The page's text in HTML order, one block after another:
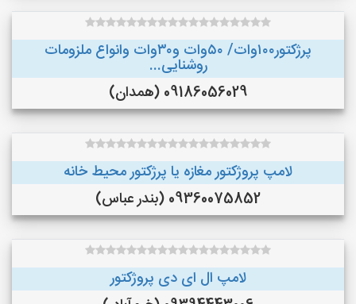
پرژکتور۱۰۰وات/ ۵۰وات و۳۰وات وانواع ملزومات
روشنایی...
09186056029 (همدان)
لامپ پروژکتور مغازه یا پرژکتور محیط خانه
09360075852 (بندر عباس)
لامپ ال ای دی پروژکتور